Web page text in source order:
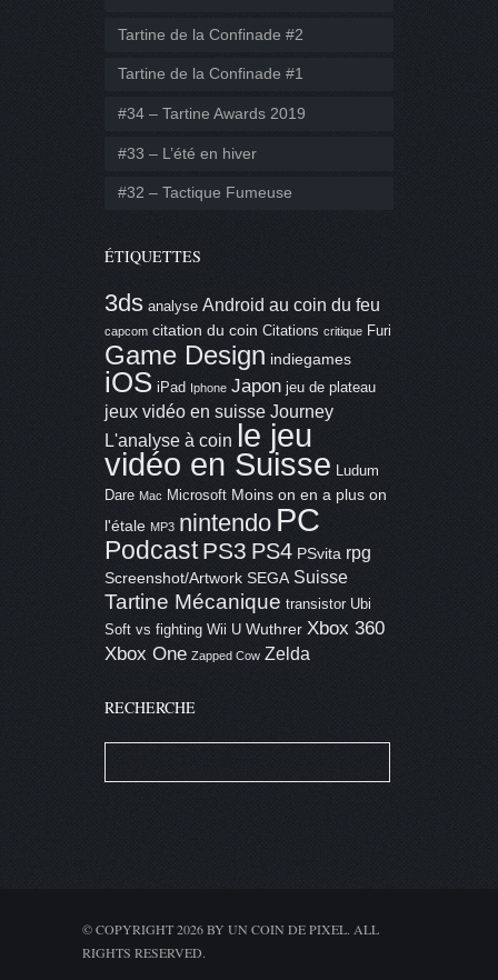
Tartine de la Confinade #2
Tartine de la Confinade #1
#34 – Tartine Awards 2019
#33 – L’été en hiver
#32 – Tactique Fumeuse
ÉTIQUETTES
3ds analyse Android au coin du feu
capcom citation du coin Citations critique Furi
Game Design indiegames
iOS iPad Iphone Japon jeu de plateau
jeux vidéo en suisse Journey
L'analyse à coin le jeu
vidéo en Suisse
Ludum
Dare Mac Microsoft Moins on en a plus on
l'étale MP3 nintendo PC
Podcast PS3 PS4 PSvita rpg
Screenshot/Artwork SEGA Suisse
Tartine Mécanique transistor Ubi
Soft vs fighting Wii U Wuthrer Xbox 360
Xbox One Zapped Cow Zelda
RECHERCHE
© COPYRIGHT 2026 BY UN COIN DE PIXEL. ALL
RIGHTS RESERVED.